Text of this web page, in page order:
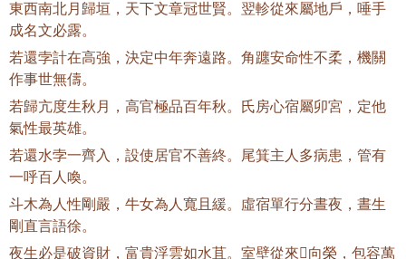
東西南北月歸垣，天下文章冠世賢。翌軫從來屬地戶，唾手
成名文必露。
若還孛計在高強，決定中年奔遠路。角躔安命性不柔，機關
作事世無儔。
若歸亢度生秋月，高官極品百年秋。氏房心宿屬卯宮，定他
氣性最英雄。
若還水孛一齊入，設使居官不善終。尾箕主人多病患，管有
一呼百人喚。
斗木為人性剛嚴，牛女為人寬且緩。虛宿單行分晝夜，晝生
剛直言語徐。
夜生必是破資財，富貴浮雲如水苴。室壁從來向榮，包容萬